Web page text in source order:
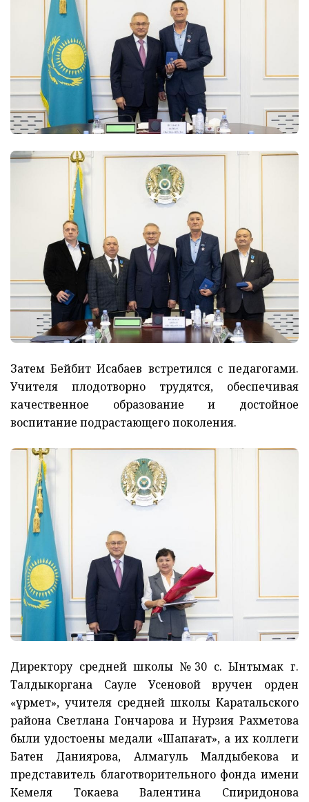
Затем Бейбит Исабаев встретился с педагогами.
Учителя плодотворно трудятся, обеспечивая
качественное образование и достойное
воспитание подрастающего поколения.
Директору средней школы №30 с. Ынтымак г.
Талдыкоргана Сауле Усеновой вручен орден
«Құрмет», учителя средней школы Каратальского
района Светлана Гончарова и Нурзия Рахметова
были удостоены медали «Шапағат», а их коллеги
Батен Даниярова, Алмагуль Малдыбекова и
представитель благотворительного фонда имени
Кемеля Токаева Валентина Спиридонова